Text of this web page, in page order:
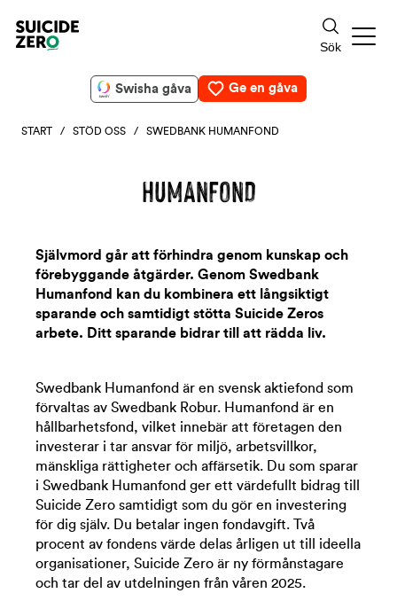
Swisha gåva Ge en gåva
START / STÖD OSS / SWEDBANK HUMANFOND
HUMANFOND
Självmord går att förhindra genom kunskap och
förebyggande åtgärder. Genom Swedbank
Humanfond kan du kombinera ett långsiktigt
sparande och samtidigt stötta Suicide Zeros
arbete. Ditt sparande bidrar till att rädda liv.
Swedbank Humanfond är en svensk aktiefond som
förvaltas av Swedbank Robur. Humanfond är en
hållbarhetsfond, vilket innebär att företagen den
investerar i tar ansvar för miljö, arbetsvillkor,
mänskliga rättigheter och affärsetik. Du som sparar
i Swedbank Humanfond ger ett värdefullt bidrag till
Suicide Zero samtidigt som du gör en investering
för dig själv.
Du betalar ingen fondavgift.
Två
procent av fondens värde delas årligen ut till ideella
organisationer, Suicide Zero är ny förmånstagare
och tar del av utdelningen från våren 2025.